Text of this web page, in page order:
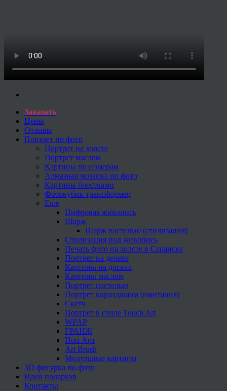
Заказать
Цены
Отзывы
Портрет по фото
Портрет на холсте
Портрет маслом
Картины по номерам
Алмазная мозаика по фото
Картины блестками
Фотокубик трансформер
Еще
Цифровая живопись
Шарж
Шарж пастелью (стилизация)
Стилизация под живопись
Печать фото на холсте в Саранске
Портрет на дереве
Картины на досках
Картины маслом
Портрет пастелью
Портрет карандашом (имитация)
Скетч
Портрет в стиле Touch Art
WPAP
ГРАНЖ
Поп Арт
Art Brush
Модульные картины
3D фигурка по фото
Идеи подарков
Контакты